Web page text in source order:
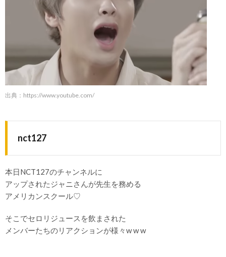
出典：https://www.youtube.com/
nct127
本日NCT127のチャンネルに
アップされたジャニさんが先生を務める
アメリカンスクール♡
そこでセロリジュースを飲まされた
メンバーたちのリアクションが様々w w w